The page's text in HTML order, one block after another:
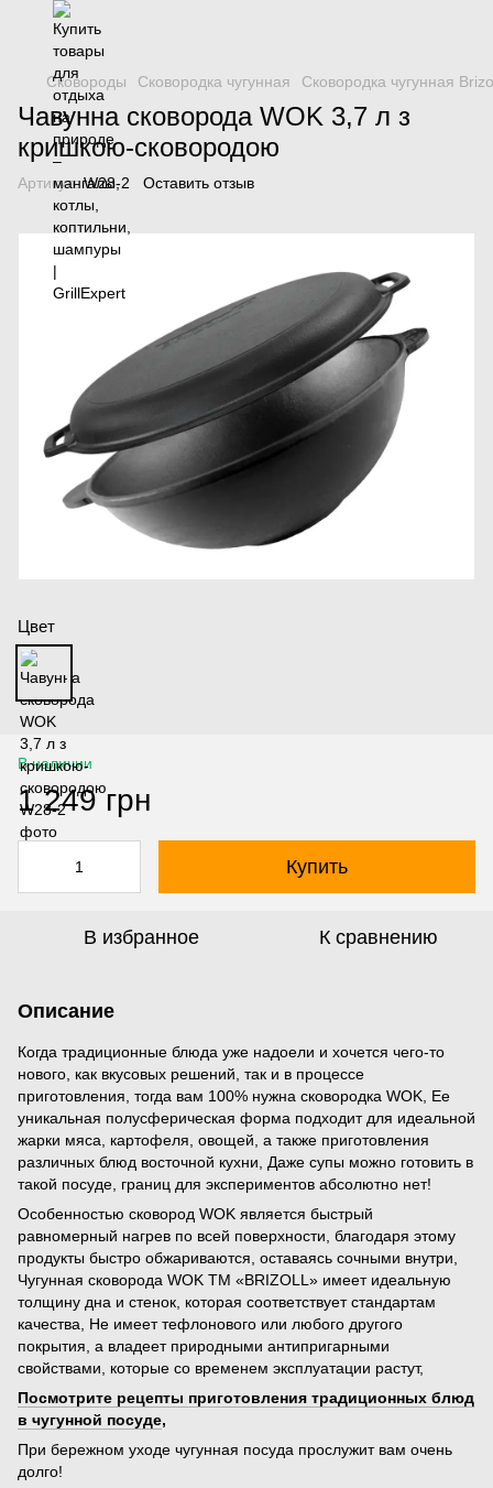
Сковороды Сковородка чугунная Сковородка чугунная
Чавунна сковорода WOK 3,7 л з
кришкою-сковородою
Артикул:W28-2 Оставить отзыв
Цвет
В наличии
1 249 грн
Купить
В избранное К сравнению
Описание
Когда традиционные блюда уже надоели и хочется чего-то
нового, как вкусовых решений, так и в процессе
приготовления, тогда вам 100% нужна сковородка WOK, Ее
уникальная полусферическая форма подходит для идеальной
жарки мяса, картофеля, овощей, а также приготовления
различных блюд восточной кухни, Даже супы можно готовить в
такой посуде, границ для экспериментов абсолютно нет!
Особенностью сковород WOK является быстрый
равномерный нагрев по всей поверхности, благодаря этому
продукты быстро обжариваются, оставаясь сочными внутри,
Чугунная сковорода WOK ТМ «BRIZOLL» имеет идеальную
толщину дна и стенок, которая соответствует стандартам
качества, Не имеет тефлонового или любого другого
покрытия, а владеет природными антипригарными
свойствами, которые со временем эксплуатации растут,
Посмотрите рецепты приготовления традиционных блюд
в чугунной посуде,
При бережном уходе чугунная посуда прослужит вам очень
долго!